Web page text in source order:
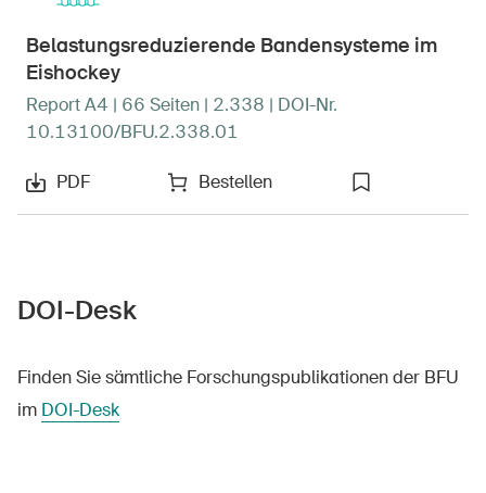
Belastungsreduzierende Bandensysteme im
Eishockey
Report A4 | 66 Seiten | 2.338 | DOI-Nr.
10.13100/BFU.2.338.01
PDF Bestellen
DOI-Desk
Finden Sie sämtliche Forschungspublikationen der BFU
im DOI-Desk